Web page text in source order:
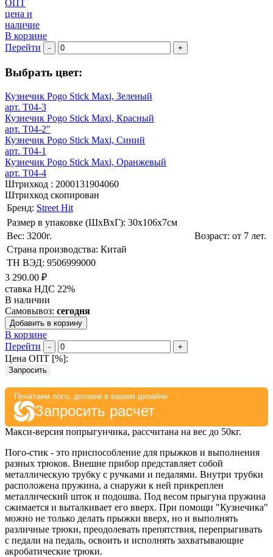
ОПТ
цена и
наличие
В корзине
Перейти
- +
Выбрать цвет:
Кузнечик Pogo Stick Maxi, Зеленый
арт. T04-3
Кузнечик Pogo Stick Maxi, Красный
арт. T04-2"
Кузнечик Pogo Stick Maxi, Синий
арт. T04-1
Кузнечик Pogo Stick Maxi, Оранжевый
арт. T04-4
Штрихкод : 2000131904060
Штрихкод скопирован
Бренд: Street Hit
Размер в упаковке (ШхВxГ): 30х106х7cм
Вес: 3200г.
Возраст: от 7 лет.
Страна производства: Китай
ТН ВЭД: 9506999000
3 290.00 ₽
ставка НДС 22%
В наличии
Самовывоз: сегодня
Добавить в корзину
В корзине
Перейти
- +
Цена ОПТ [%]:
Запросить
Печатаем лого, делаем в вашем дизайне
Запросить расчет
Макси-версия попрыгунчика, рассчитана на вес до 50кг.
Пого-стик - это приспособление для прыжков и выполнения
разных трюков. Внешне прибор представляет собой
металлическую трубку с ручками и педалями. Внутри трубки
расположена пружина, а снаружи к ней прикреплен
металлический шток и подошва. Под весом прыгуна пружина
сжимается и выталкивает его вверх. При помощи "Кузнечика"
можно не только делать прыжки вверх, но и выполнять
различные трюки, преодолевать препятствия, перепрыгивать
с педали на педаль, освоить и исполнять захватывающие
акробатические трюки.